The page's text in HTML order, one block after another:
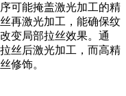
可能掩盖激光加工的精
再激光加工，能确保纹
变局部拉丝效果。通
丝后激光加工，而高精
修饰。